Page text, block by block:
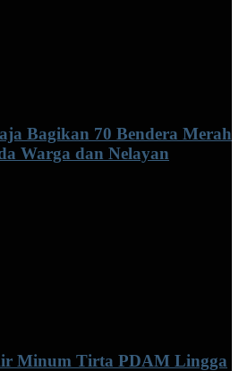
Bagikan 70 Bendera Merah
Warga dan Nelayan
Minum Tirta PDAM Lingga